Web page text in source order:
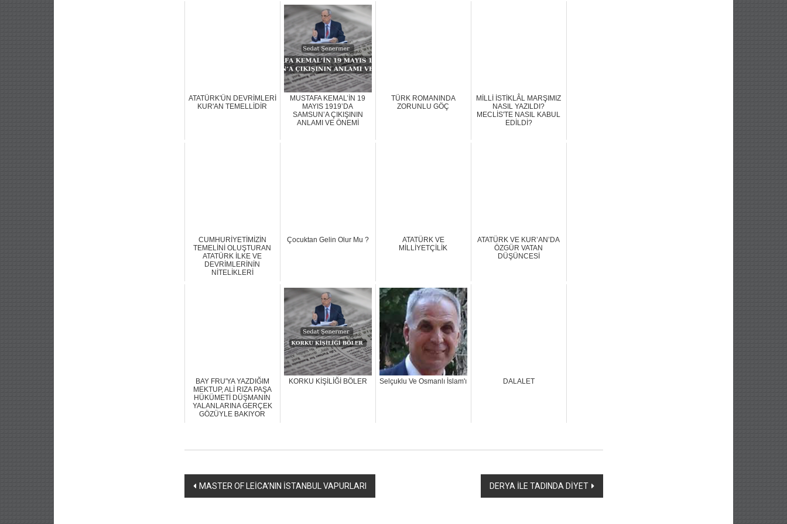
ATATÜRK'ÜN DEVRİMLERİ
KUR'AN TEMELLİDİR
MUSTAFA KEMAL’İN 19
MAYIS 1919’DA
SAMSUN’A ÇIKIŞININ
ANLAMI VE ÖNEMİ
TÜRK ROMANINDA
ZORUNLU GÖÇ
MİLLİ İSTİKLÂL MARŞIMIZ
NASIL YAZILDI?
MECLİS'TE NASIL KABUL
EDİLDİ?
CUMHURİYETİMİZİN
TEMELİNİ OLUŞTURAN
ATATÜRK İLKE VE
DEVRİMLERİNİN
NİTELİKLERİ
Çocuktan Gelin Olur Mu ?
ATATÜRK VE
MİLLİYETÇİLİK
ATATÜRK VE KUR’AN’DA
ÖZGÜR VATAN
DÜŞÜNCESİ
BAY FRU'YA YAZDIĞIM
MEKTUP, ALİ RIZA PAŞA
HÜKÜMETİ DÜŞMANIN
YALANLARINA GERÇEK
GÖZÜYLE BAKIYOR
KORKU KİŞİLİĞİ BÖLER Selçuklu Ve Osmanlı İslam'ı DALALET
Yazı
MASTER OF LEİCA’NIN İSTANBUL VAPURLARI DERYA İLE TADINDA DİYET